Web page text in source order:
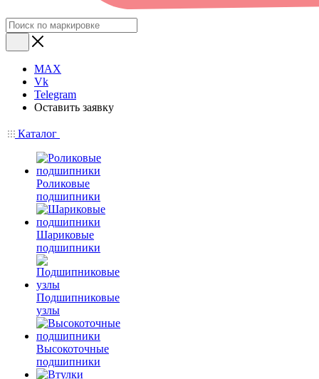
MAX
Vk
Telegram
Оставить заявку
Каталог
Роликовые
подшипники
Шариковые
подшипники
Подшипниковые
узлы
Высокоточные
подшипники